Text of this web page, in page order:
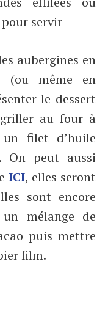
pour servir
aubergines en
(ou même en
le dessert
au four à
filet d’huile
On peut aussi
ICI, elles seront
sont encore
mélange de
puis mettre
film.